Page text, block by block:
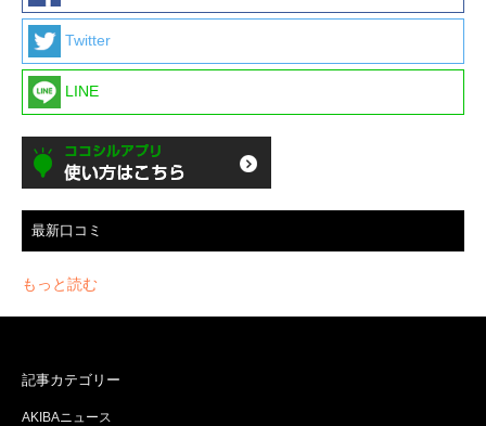
Twitter
LINE
最新口コミ
もっと読む
記事カテゴリー
AKIBAニュース